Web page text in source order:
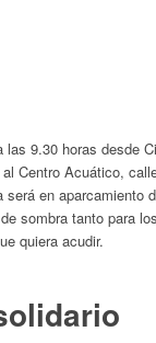
las 9.30 horas desde
Centro Acuático,
será en aparcamiento
sombra tanto para
quiera acudir.